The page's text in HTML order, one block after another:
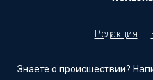
Редакция
Знаете о происшествии?